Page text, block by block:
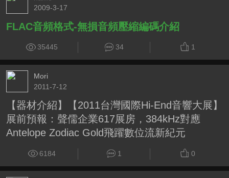
2009-3-17
FLAC音頻格式-無損音頻壓縮編碼介紹
35445 34 1
Mori
2011-7-12
【器材介紹】【2011台灣國際Hi-End音響大展】
展前預報：聲儒企業617展房，384kHz對應
Antelope Zodiac Gold飛躍數位流新紀元
6184 1 0